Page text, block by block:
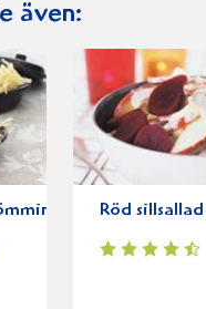
även:
Röd sillsallad